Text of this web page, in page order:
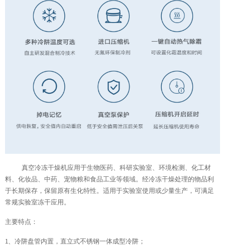
真空冷冻干燥机应用于生物医药、科研实验室、环境检测、化工材
料、化妆品、中药、宠物粮和食品工业等领域。经冷冻干燥处理的物品利
于长期保存，保留原有生化特性。适用于实验室使用或少量生产，可满足
常规实验室冻干应用。
主要特点：
1、冷阱盘管内置，直立式不锈钢一体成型冷阱；